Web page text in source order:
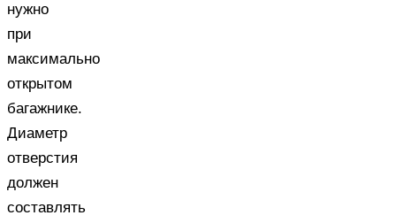
нужно
при
максимально
открытом
багажнике.
Диаметр
отверстия
должен
составлять